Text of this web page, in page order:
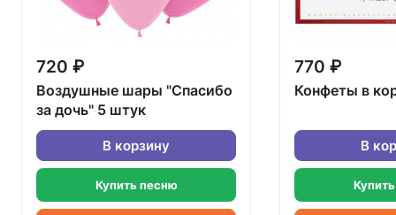
720 ₽
Воздушные шары "Спасибо
за дочь" 5 штук
В корзину
Купить песню
770 ₽
Конфеты в
В